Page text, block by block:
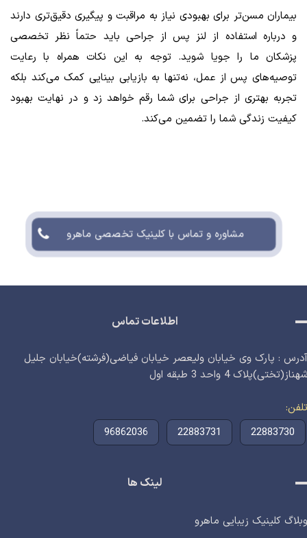
بیماران مسن‌تر برای بهبودی نیاز به مراقبت و پیگیری دقیق‌تری دارند
و درباره استفاده از لنز پس از جراحی باید حتماً نظر تخصصی
پزشکان ما را جویا شوید. توجه به این نکات همراه با رعایت
توصیه‌های پس از عمل، نه‌تنها به بازیابی بینایی کمک می‌کند بلکه
تجربه بهتری از جراحی برای شما رقم خواهد زد و در نهایت بهبود
کیفیت زندگی شما را تضمین می‌کند.
مشاوره و تماس با کلینیک تخصصی ماهرو
اطلاعات تماس
آدرس : پارک وی خیابان ولیعصر خیابان فیاضی(فرشته)خیابان جلیل
شهناز(تختی)پلاک 4 واحد 3 طبقه اول
تلفن
22883730
22883731
96862036
لینک ها
وبلاگ کلینیک زیبایی ماهرو